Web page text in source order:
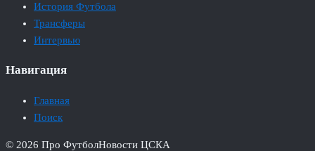
История Футбола
Трансферы
Интервью
Навигация
Главная
Поиск
© 2026 Про ФутболНовости ЦСКА